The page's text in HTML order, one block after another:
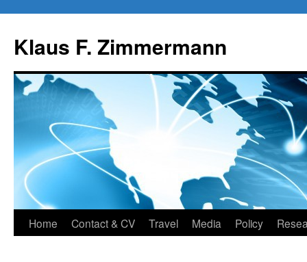
content
Klaus F. Zimmermann
Home Contact & CV Travel Media Policy